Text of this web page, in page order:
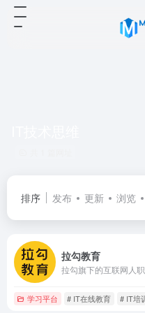
排序 发布 更新 浏览
拉勾教育
拉勾旗下的互联网人
学习平台 # IT在线教育 # IT培